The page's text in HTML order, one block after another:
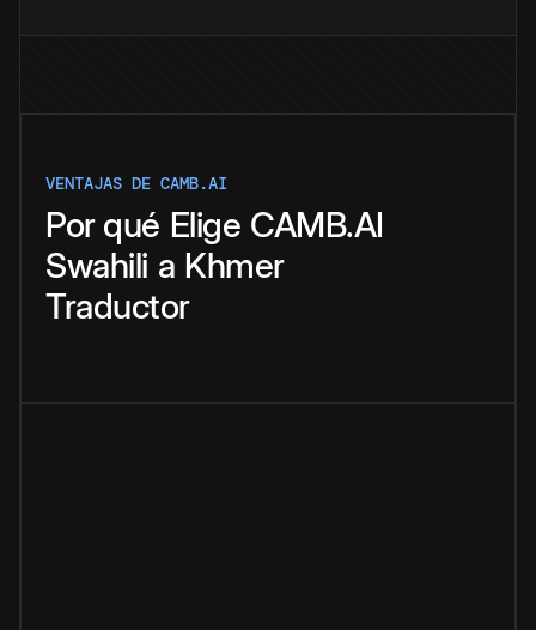
VENTAJAS DE CAMB.AI
Por qué Elige CAMB.AI
Swahili a Khmer
Traductor